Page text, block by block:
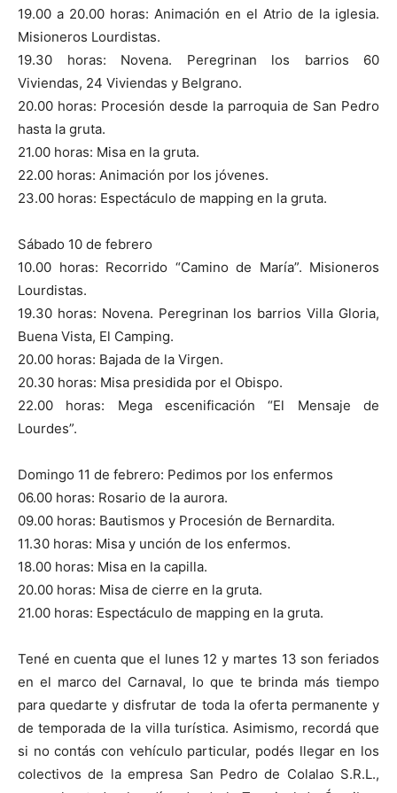
19.00 a 20.00 horas: Animación en el Atrio de la iglesia.
Misioneros Lourdistas.
19.30 horas: Novena. Peregrinan los barrios 60
Viviendas, 24 Viviendas y Belgrano.
20.00 horas: Procesión desde la parroquia de San Pedro
hasta la gruta.
21.00 horas: Misa en la gruta.
22.00 horas: Animación por los jóvenes.
23.00 horas: Espectáculo de mapping en la gruta.
Sábado 10 de febrero
10.00 horas: Recorrido “Camino de María”. Misioneros
Lourdistas.
19.30 horas: Novena. Peregrinan los barrios Villa Gloria,
Buena Vista, El Camping.
20.00 horas: Bajada de la Virgen.
20.30 horas: Misa presidida por el Obispo.
22.00 horas: Mega escenificación “El Mensaje de
Lourdes”.
Domingo 11 de febrero: Pedimos por los enfermos
06.00 horas: Rosario de la aurora.
09.00 horas: Bautismos y Procesión de Bernardita.
11.30 horas: Misa y unción de los enfermos.
18.00 horas: Misa en la capilla.
20.00 horas: Misa de cierre en la gruta.
21.00 horas: Espectáculo de mapping en la gruta.
Tené en cuenta que el lunes 12 y martes 13 son feriados
en el marco del Carnaval, lo que te brinda más tiempo
para quedarte y disfrutar de toda la oferta permanente y
de temporada de la villa turística. Asimismo, recordá que
si no contás con vehículo particular, podés llegar en los
colectivos de la empresa San Pedro de Colalao S.R.L.,